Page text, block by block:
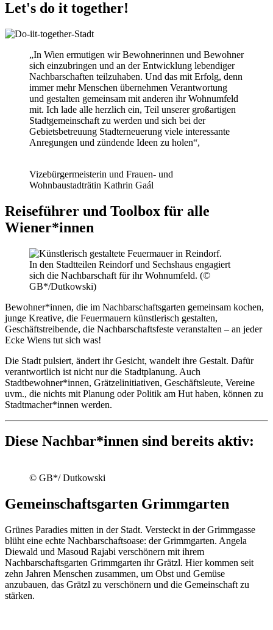
Let's do it together!
„In Wien ermutigen wir Bewohnerinnen und Bewohner
sich einzubringen und an der Entwicklung lebendiger
Nachbarschaften teilzuhaben. Und das mit Erfolg, denn
immer mehr Menschen übernehmen Verantwortung
und gestalten gemeinsam mit anderen ihr Wohnumfeld
mit. Ich lade alle herzlich ein, Teil unserer großartigen
Stadtgemeinschaft zu werden und sich bei der
Gebietsbetreuung Stadterneuerung viele interessante
Anregungen und zündende Ideen zu holen“,
Vizebürgermeisterin und Frauen- und
Wohnbaustadträtin Kathrin Gaál
Reiseführer und Toolbox für alle
Wiener*innen
In den Stadtteilen Reindorf und Sechshaus engagiert
sich die Nachbarschaft für ihr Wohnumfeld. (©
GB*/Dutkowski)
Bewohner*innen, die im Nachbarschaftsgarten gemeinsam kochen,
junge Kreative, die Feuermauern künstlerisch gestalten,
Geschäftstreibende, die Nachbarschaftsfeste veranstalten – an jeder
Ecke Wiens tut sich was!
Die Stadt pulsiert, ändert ihr Gesicht, wandelt ihre Gestalt. Dafür
verantwortlich ist nicht nur die Stadtplanung. Auch
Stadtbewohner*innen, Grätzelinitiativen, Geschäftsleute, Vereine
uvm., die nichts mit Planung oder Politik am Hut haben, können zu
Stadtmacher*innen werden.
Diese Nachbar*innen sind bereits aktiv:
© GB*/ Dutkowski
Gemeinschaftsgarten Grimmgarten
Grünes Paradies mitten in der Stadt. Versteckt in der Grimmgasse
blüht eine echte Nachbarschaftsoase: der Grimmgarten. Angela
Diewald und Masoud Rajabi verschönern mit ihrem
Nachbarschaftsgarten Grimmgarten ihr Grätzl. Hier kommen seit
zehn Jahren Menschen zusammen, um Obst und Gemüse
anzubauen, das Grätzl zu verschönern und die Gemeinschaft zu
stärken.